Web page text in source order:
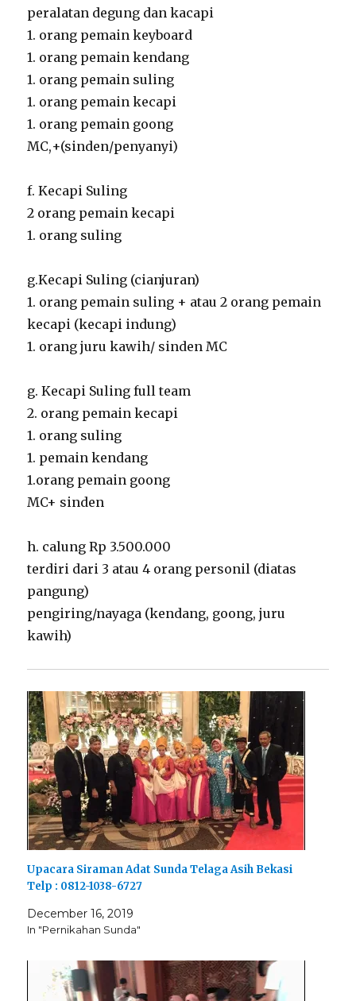
peralatan degung dan kacapi
1. orang pemain keyboard
1. orang pemain kendang
1. orang pemain suling
1. orang pemain kecapi
1. orang pemain goong
MC,+(sinden/penyanyi)
f. Kecapi Suling
2 orang pemain kecapi
1. orang suling
g.Kecapi Suling (cianjuran)
1. orang pemain suling + atau 2 orang pemain
kecapi (kecapi indung)
1. orang juru kawih/ sinden MC
g. Kecapi Suling full team
2. orang pemain kecapi
1. orang suling
1. pemain kendang
1.orang pemain goong
MC+ sinden
h. calung Rp 3.500.000
terdiri dari 3 atau 4 orang personil (diatas
pangung)
pengiring/nayaga (kendang, goong, juru
kawih)
Upacara Siraman Adat Sunda Telaga Asih Bekasi
Telp : 0812-1038-6727
December 16, 2019
In "Pernikahan Sunda"